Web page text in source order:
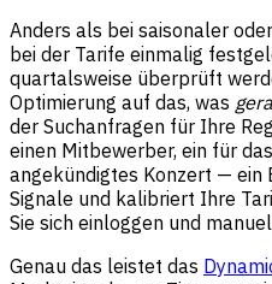
Anders als bei saisonaler
bei der Tarife einmalig
quartalsweise überprüft
Optimierung auf das, was
der Suchanfragen für Ihre
einen Mitbewerber, ein für
angekündigtes Konzert — ein
Signale und kalibriert Ihre
Sie sich einloggen und
Genau das leistet das